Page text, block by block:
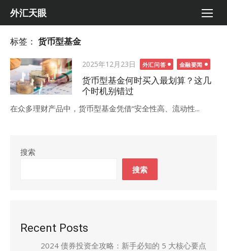
Skip
外汇天眼
标签： 货币型基金
Posted
on
2025年12月23日 外汇问答 金融要闻
货币型基金何时买入最划算？这几
个时机别错过
在众多理财产品中，货币型基金凭借“安全性高、流动性...
搜索
搜索
Recent Posts
2024 债券投资全攻略：新手必知的 5 大核心要点